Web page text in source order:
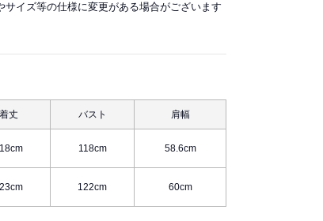
イズ等の仕様に変更がある場合がございます
着丈 バスト 肩幅
118cm 58.6cm
122cm 60cm